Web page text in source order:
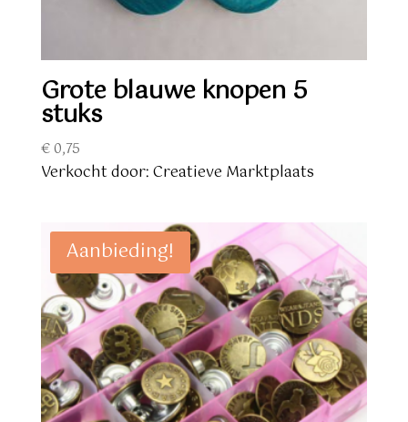
Grote blauwe knopen 5
stuks
€0,75
Verkocht door: Creatieve Marktplaats
Aanbieding!